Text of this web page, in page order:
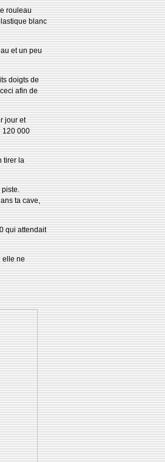
rouleau
blanc
et un peu
doigts de
afin de
jour et
120 000
tirer la
piste.
ta cave,
qui attendait
elle ne